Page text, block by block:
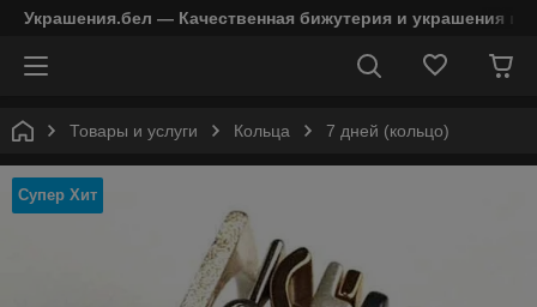
Украшения.бел — Качественная бижутерия и украшения в
Товары и услуги Кольца 7 дней (кольцо)
Супер Хит